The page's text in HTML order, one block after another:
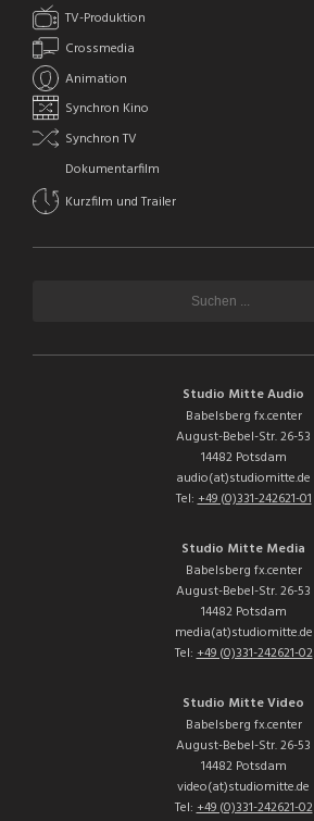
TV-Produktion
Crossmedia
Animation
Synchron Kino
Synchron TV
Dokumentarfilm
Kurzfilm und Trailer
Studio Mitte Audio
Babelsberg fx.center
August-Bebel-Str. 26-53
14482 Potsdam
audio(at)studiomitte.de
Tel:+49 (0)331-242621-01
Studio Mitte Media
Babelsberg fx.center
August-Bebel-Str. 26-53
14482 Potsdam
media(at)studiomitte.de
Tel:+49 (0)331-242621-02
Studio Mitte Video
Babelsberg fx.center
August-Bebel-Str. 26-53
14482 Potsdam
video(at)studiomitte.de
Tel:+49 (0)331-242621-02